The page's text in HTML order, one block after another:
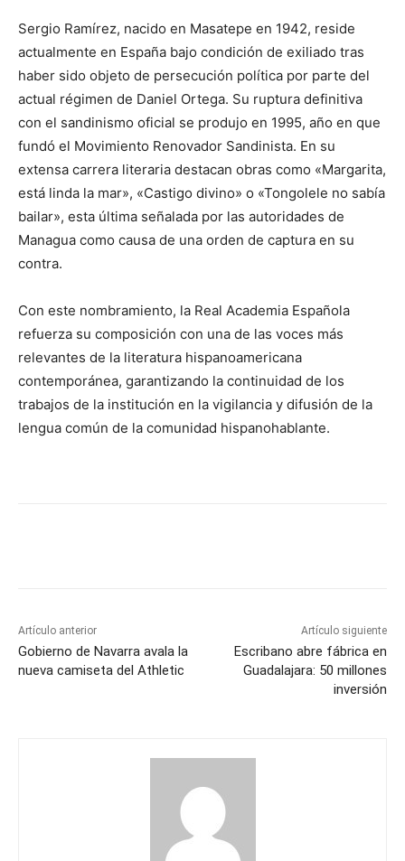
Sergio Ramírez, nacido en Masatepe en 1942, reside
actualmente en España bajo condición de exiliado tras
haber sido objeto de persecución política por parte del
actual régimen de Daniel Ortega. Su ruptura definitiva
con el sandinismo oficial se produjo en 1995, año en que
fundó el Movimiento Renovador Sandinista. En su
extensa carrera literaria destacan obras como «Margarita,
está linda la mar», «Castigo divino» o «Tongolele no sabía
bailar», esta última señalada por las autoridades de
Managua como causa de una orden de captura en su
contra.
Con este nombramiento, la Real Academia Española
refuerza su composición con una de las voces más
relevantes de la literatura hispanoamericana
contemporánea, garantizando la continuidad de los
trabajos de la institución en la vigilancia y difusión de la
lengua común de la comunidad hispanohablante.
Artículo anterior
Gobierno de Navarra avala la
nueva camiseta del Athletic
Artículo siguiente
Escribano abre fábrica en
Guadalajara: 50 millones
inversión